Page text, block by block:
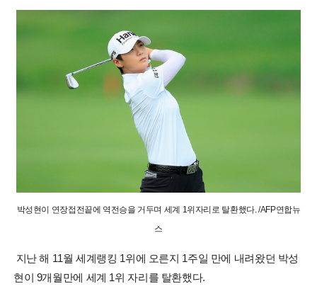
박성현이 연장접전끝에 역전승을 거두며 세계 1위자리로 탈환했다. /AFP연합뉴
스
지난 해 11월 세계랭킹 1위에 오른지 1주일 만에 내려왔던 박성
현이 9개월만에 세계 1위 자리를 탈환했다.